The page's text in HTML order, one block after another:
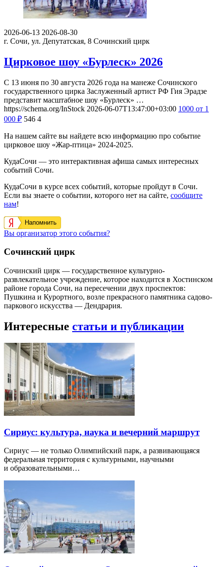
2026-06-13 2026-08-30
г. Сочи, ул. Депутатская, 8 Сочинский цирк
Цирковое шоу «Бурлеск» 2026
С 13 июня по 30 августа 2026 года на манеже Сочинского
государственного цирка Заслуженный артист РФ Гия Эрадзе
представит масштабное шоу «Бурлеск» …
https://schema.org/InStock 2026-06-07T13:47:00+03:00 1000 от 1
000 ₽ 546 4
На нашем сайте вы найдете всю информацию про событие
цирковое шоу «Жар-птица» 2024-2025.
КудаСочи — это интерактивная афиша самых интересных
событий Сочи.
КудаСочи в курсе всех событий, которые пройдут в Сочи.
Если вы знаете о событии, которого нет на сайте, сообщите
нам!
Напомнить
Вы организатор этого события?
Сочинский цирк
Сочинский цирк — государственное культурно-
развлекательное учреждение, которое находится в Хостинском
районе города Сочи, на пересечении двух проспектов:
Пушкина и Курортного, возле прекрасного памятника садово-
паркового искусства — Дендрария.
Интересные статьи и публикации
Сириус: культура, наука и вечерний маршрут
Сириус — не только Олимпийский парк, а развивающаяся
федеральная территория с культурными, научными
и образовательными…